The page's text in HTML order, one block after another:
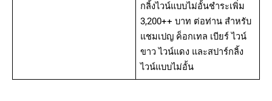
กลิ้งไวน์แบบไม่อั้นชำระเพิ่ม
3,200++ บาท ต่อท่าน สำหรับ
แชมเปญ ค็อกเทล เบียร์ ไวน์
ขาว ไวน์แดง และสปาร์กลิ้ง
ไวน์แบบไม่อั้น